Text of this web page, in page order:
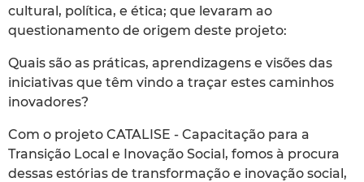
cultural, política, e ética; que levaram ao
questionamento de origem deste projeto:
Quais são as práticas, aprendizagens e visões das
iniciativas que têm vindo a traçar estes caminhos
inovadores?
Com o projeto CATALISE - Capacitação para a
Transição Local e Inovação Social, fomos à procura
dessas estórias de transformação e inovação social,